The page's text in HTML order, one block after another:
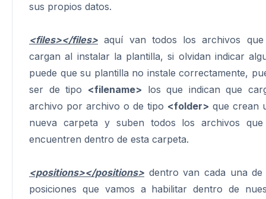
sus propios datos.
<files></files> aquí van todos los archivos
cargan al instalar la plantilla, si olvidan indicar
puede que su plantilla no instale correctamente,
ser de tipo <filename> los que indican que
archivo por archivo o de tipo <folder> que crean
nueva carpeta y suben todos los archivos
encuentren dentro de esta carpeta.
<positions></positions> dentro van cada una de
posiciones que vamos a habilitar dentro de